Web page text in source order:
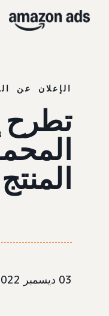
الإعلان عن
تطرح
المنتج
03 ديسمبر 2022